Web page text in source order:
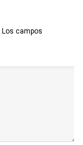
Los campos